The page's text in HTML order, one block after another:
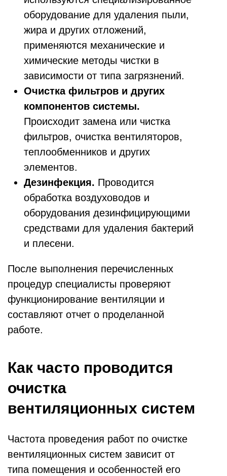
оборудование для удаления пыли,
жира и других отложений,
применяются механические и
химические методы чистки в
зависимости от типа загрязнений.
Очистка фильтров и других
компонентов системы.
Происходит замена или чистка
фильтров, очистка вентиляторов,
теплообменников и других
элементов.
Дезинфекция. Проводится
обработка воздуховодов и
оборудования дезинфицирующими
средствами для удаления бактерий
и плесени.
После выполнения перечисленных
процедур специалисты проверяют
функционирование вентиляции и
составляют отчет о проделанной
работе.
Как часто проводится
очистка
вентиляционных систем
Частота проведения работ по очистке
вентиляционных систем зависит от
типа помещения и особенностей его